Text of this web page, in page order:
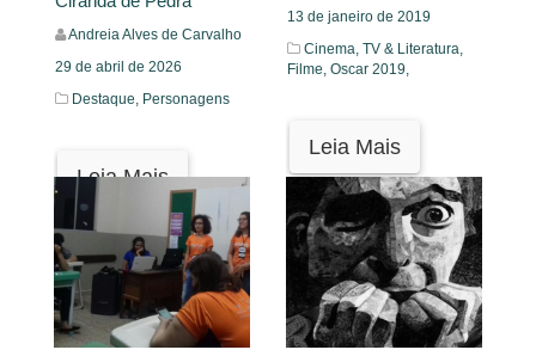
Andreia Alves de Carvalho
29 de abril de 2026
Destaque, Personagens
Leia Mais
13 de janeiro de 2019
Cinema, TV & Literatura,
Filme, Oscar 2019,
Leia Mais